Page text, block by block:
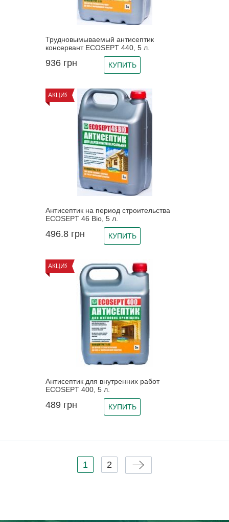
Трудновымываемый антисептик
консервант ECOSEPT 440, 5 л.
936 грн КУПИТЬ
АКЦИЯ
Антисептик на период строительства
ECOSEPT 46 Bio, 5 л.
496.8 грн КУПИТЬ
АКЦИЯ
Антисептик для внутренних работ
ECOSEPT 400, 5 л.
489 грн КУПИТЬ
1 2